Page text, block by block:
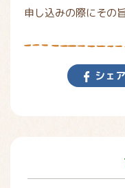
申し込みの際にその
シェア